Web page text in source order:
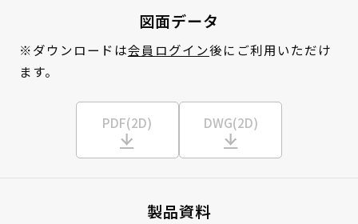
図面データ
※ダウンロードは会員ログイン後にご利用いただけ
ます。
PDF(2D) DWG(2D)
製品資料